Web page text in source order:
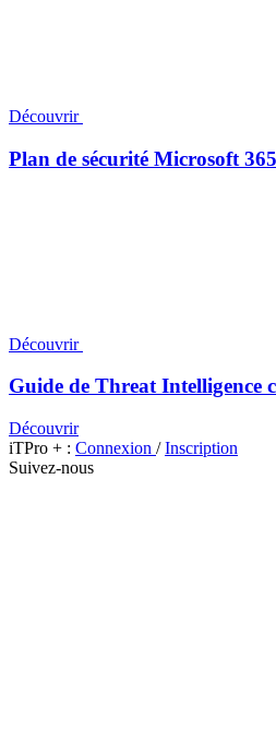
Découvrir
Plan de sécurité Microsoft 365
Découvrir
Guide de Threat Intelligence
Découvrir
iTPro + : Connexion /Inscription
Suivez-nous